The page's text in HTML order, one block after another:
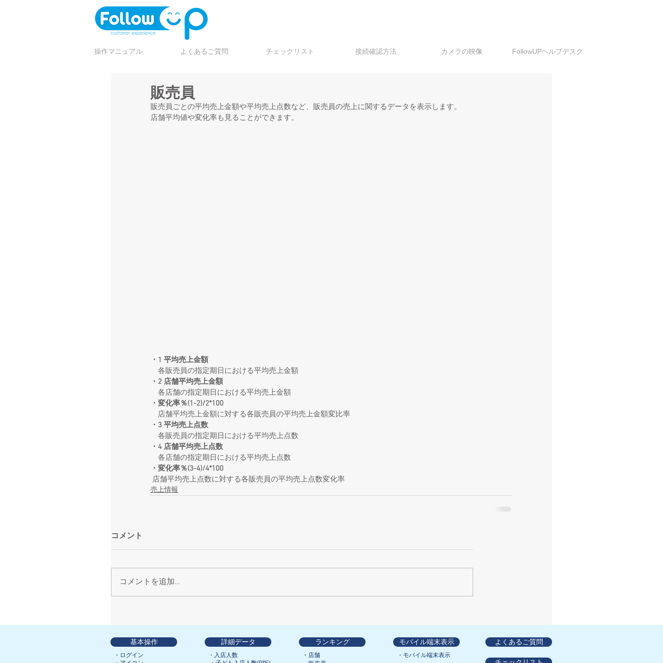
操作マニュアル よくあるご質問 チェックリスト 接続確認方法 カメラの映像 FollowUPヘルプデスク
販売員
販売員ごとの平均売上金額や平均売上点数など、販売員の売上に関するデータを表示します。
店舗平均値や変化率も見ることができます。
・1 平均売上金額
各販売員の指定期日における平均売上金額
・2 店舗平均売上金額
各店舗の指定期日における平均売上金額
・変化率％(1-2)/2*100
店舗平均売上金額に対する各販売員の平均売上金額変比率
・3 平均売上点数
各販売員の指定期日における平均売上点数
・4 店舗平均売上点数
各店舗の指定期日における平均売上点数
・変化率％(3-4)/4*100
店舗平均売上点数に対する各販売員の平均売上点数変化率
売上情報
コメント
コメントを追加…
基本操作
・ログイン
詳細データ
・入店人数
ランキング
・店舗
モバイル端末表示
・モバイル端末表示
よくあるご質問